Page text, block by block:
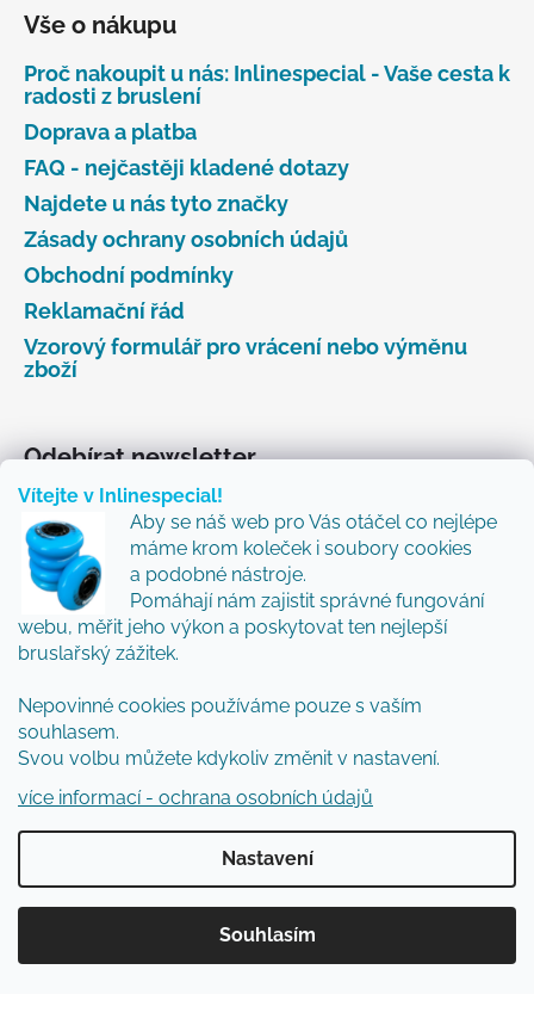
Vítejte v Inlinespecial!
Aby se náš web pro Vás otáčel co nejlépe
máme krom koleček i soubory cookies
a podobné nástroje.
Pomáhají nám zajistit správné fungování
webu, měřit jeho výkon a poskytovat ten nejlepší
bruslařský zážitek.
Nepovinné cookies používáme pouze s vaším
souhlasem.
Svou volbu můžete kdykoliv změnit v nastavení.
více informací - ochrana osobních údajů
Nastavení
Souhlasím
Vše o nákupu
Proč nakoupit u nás: Inlinespecial - Vaše cesta k
radosti z bruslení
Doprava a platba
FAQ - nejčastěji kladené dotazy
Najdete u nás tyto značky
Zásady ochrany osobních údajů
Obchodní podmínky
Reklamační řád
Vzorový formulář pro vrácení nebo výměnu
zboží
Odebírat newsletter
Vložte svůj e-mail a my vám budeme zasílat informace
o nových produktech na našem e-shopu.
Přidejte se k nám a my Vám budeme zasílat ty nejlepší
novinky a tipy.
E-mail
Vložením e-mailu souhlasíte spodmínkami
ochrany osobních údajů
PŘIHLÁSIT SE
Vytvořil Shoptet
Inlinespecial
vyhrazena.Upravit nastavení cookies